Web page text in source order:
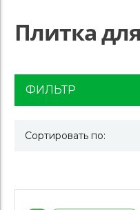
Плитка
ФИЛЬТР
Сортировать по: